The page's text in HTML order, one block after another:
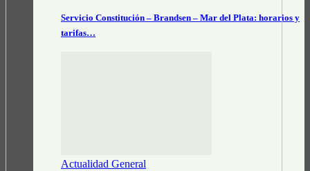
Servicio Constitución – Brandsen – Mar del Plata: horarios y
tarifas…
Actualidad General